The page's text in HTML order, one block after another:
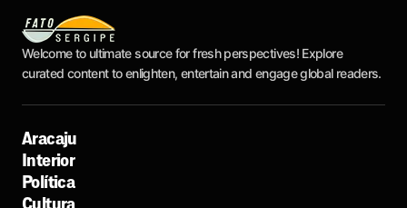
Welcome to ultimate source for fresh perspectives! Explore
curated content to enlighten, entertain and engage global readers.
Aracaju
Interior
Política